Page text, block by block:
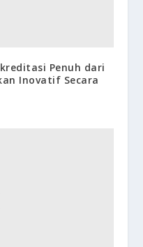
Penuh dari
Inovatif Secara